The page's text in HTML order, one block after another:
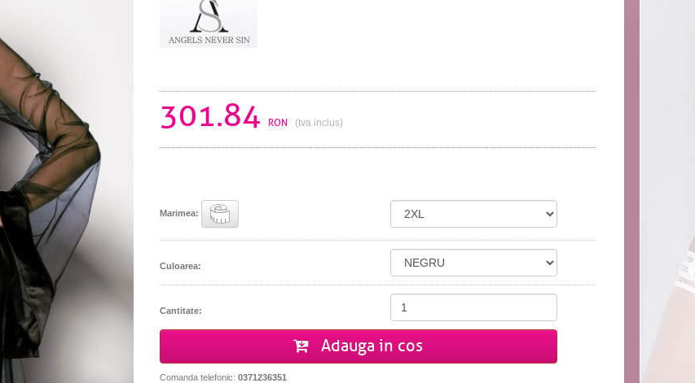
301.84 RON (tva inclus)
Marimea:
Culoarea:
Cantitate:
Adauga in cos
Comanda telefonic: 0371236351